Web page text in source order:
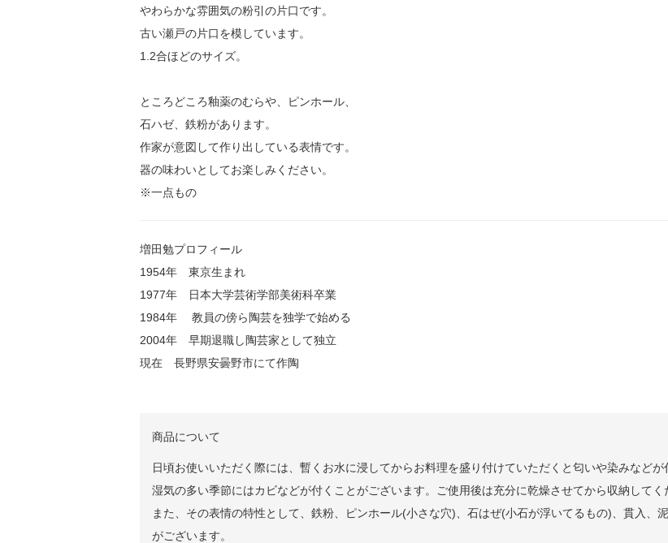
やわらかな雰囲気の粉引の片口です。
古い瀬戸の片口を模しています。
1.2合ほどのサイズ。
ところどころ釉薬のむらや、ピンホール、
石ハゼ、鉄粉があります。
作家が意図して作り出している表情です。
器の味わいとしてお楽しみください。
※一点もの
増田勉プロフィール
1954年 東京生まれ
1977年 日本大学芸術学部美術科卒業
1984年 教員の傍ら陶芸を独学で始める
2004年 早期退職し陶芸家として独立
現在 長野県安曇野市にて作陶
商品について
日頃お使いいただく際には、暫くお水に浸してからお料理を盛り付けていただくと匂いや染みなど
湿気の多い季節にはカビなどが付くことがございます。ご使用後は充分に乾燥させてから収納してく
また、その表情の特性として、鉄粉、ピンホール(小さな穴)、石はぜ(小石が浮いてるもの)、貫入、
がございます。